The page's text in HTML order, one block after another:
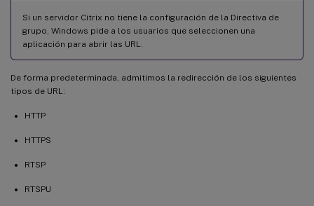
Si un servidor Citrix no tiene la configuración de la Directiva de
grupo, Windows pide a los usuarios que seleccionen una
aplicación para abrir las URL.
De forma predeterminada, admitimos la redirección de los siguientes
tipos de URL:
HTTP
HTTPS
RTSP
RTSPU